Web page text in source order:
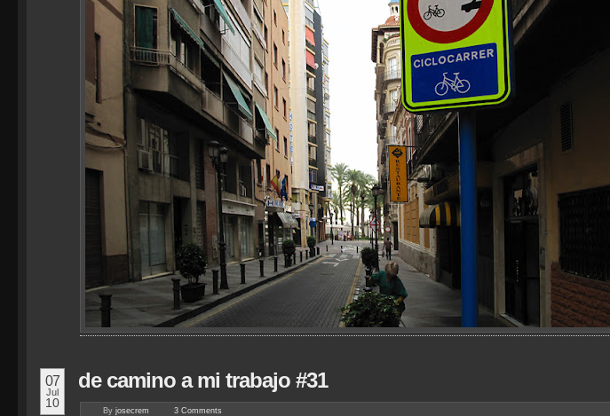
07
Jul
10
de camino a mi trabajo #31
By josecrem 3 Comments